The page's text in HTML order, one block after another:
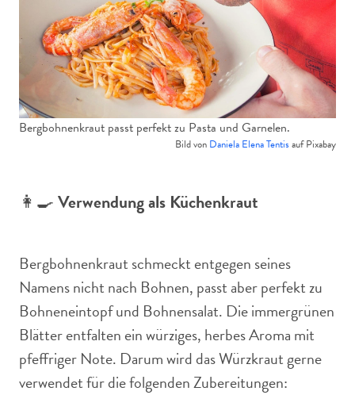
Bergbohnenkraut passt perfekt zu Pasta und Garnelen.
Bild von Daniela Elena Tentis auf Pixabay
👩‍🍳Verwendung als Küchenkraut
Bergbohnenkraut schmeckt entgegen seines
Namens nicht nach Bohnen, passt aber perfekt zu
Bohneneintopf und Bohnensalat. Die immergrünen
Blätter entfalten ein würziges, herbes Aroma mit
pfeffriger Note. Darum wird das Würzkraut gerne
verwendet für die folgenden Zubereitungen: